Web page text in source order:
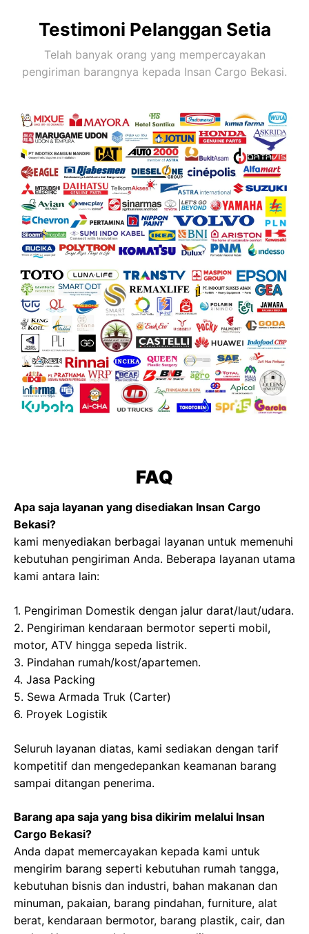
Testimoni Pelanggan Setia
Telah banyak orang yang mempercayakan
pengiriman barangnya kepada Insan Cargo Bekasi.
FAQ
Apa saja layanan yang disediakan Insan Cargo
Bekasi?
kami menyediakan berbagai layanan untuk memenuhi
kebutuhan pengiriman Anda. Beberapa layanan utama
kami antara lain:
1. Pengiriman Domestik dengan jalur darat/laut/udara.
2. Pengiriman kendaraan bermotor seperti mobil,
motor, ATV hingga sepeda listrik.
3. Pindahan rumah/kost/apartemen.
4. Jasa Packing
5. Sewa Armada Truk (Carter)
6. Proyek Logistik
Seluruh layanan diatas, kami sediakan dengan tarif
kompetitif dan mengedepankan keamanan barang
sampai ditangan penerima.
Barang apa saja yang bisa dikirim melalui Insan
Cargo Bekasi?
Anda dapat memercayakan kepada kami untuk
mengirim barang seperti kebutuhan rumah tangga,
kebutuhan bisnis dan industri, bahan makanan dan
minuman, pakaian, barang pindahan, furniture, alat
berat, kendaraan bermotor, barang plastik, cair, dan